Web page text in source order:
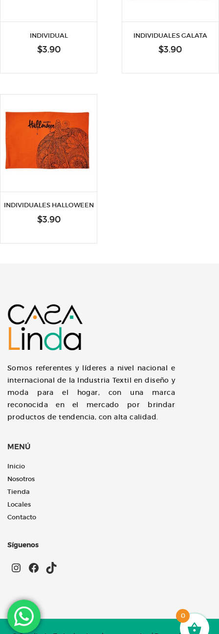
INDIVIDUAL
$3.90
INDIVIDUALES GALATA
$3.90
INDIVIDUALES HALLOWEEN
$3.90
Somos referentes y líderes a nivel nacional e
internacional de la Industria Textil en diseño y
moda para el hogar, con una marca
reconocida en el mercado por brindar
productos de tendencia, con alta calidad.
MENÚ
Inicio
Nosotros
Tienda
Locales
Contacto
Síguenos
Instagram
Facebook
TikTok
0